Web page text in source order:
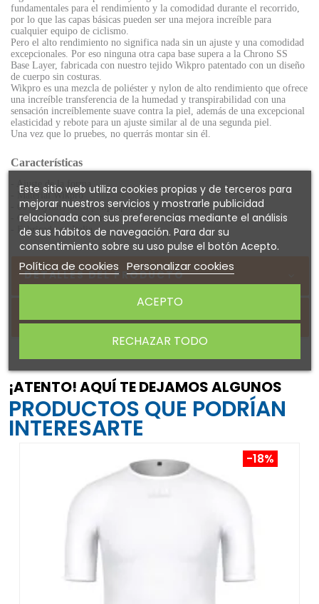
fundamentales para el rendimiento y la comodidad durante el recorrido,
por lo que las capas básicas pueden ser una mejora increíble para
cualquier equipo de ciclismo.
Pero el alto rendimiento no significa nada sin un ajuste y una comodidad
excepcionales. Por eso ninguna otra capa base supera a la Chrono SS
Base Layer, fabricada con nuestro tejido Wikpro patentado con un diseño
de cuerpo sin costuras.
Wikpro es una mezcla de poliéster y nylon de alto rendimiento que ofrece
una increíble transferencia de la humedad y transpirabilidad con una
sensación increíblemente suave contra la piel, además de una excepcional
elasticidad y rebote para un ajuste similar al de una segunda piel.
Una vez que lo pruebes, no querrás montar sin él.
Características
- Ajuste de la forma
- Material Wikpro
- 60% nylon / 30% polipropileno / 10% elastano
- Construcción sin costuras
- Fabricado en Italia
DETALLES DEL PRODUCTO
Sobre GIRO
¡ATENTO! AQUÍ TE DEJAMOS ALGUNOS
PRODUCTOS QUE PODRÍAN
INTERESARTE
-18%
Este sitio web utiliza cookies propias y de terceros para
mejorar nuestros servicios y mostrarle publicidad
relacionada con sus preferencias mediante el análisis
de sus hábitos de navegación. Para dar su
consentimiento sobre su uso pulse el botón Acepto.
Política de cookies Personalizar cookies
RECHAZAR TODO
ACEPTO